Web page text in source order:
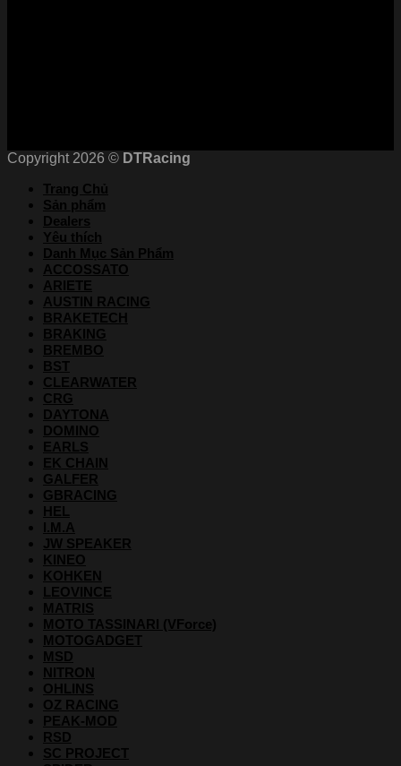
Copyright 2026 © DTRacing
Trang Chủ
Sản phẩm
Dealers
Yêu thích
Danh Mục Sản Phẩm
ACCOSSATO
ARIETE
AUSTIN RACING
BRAKETECH
BRAKING
BREMBO
BST
CLEARWATER
CRG
DAYTONA
DOMINO
EARLS
EK CHAIN
GALFER
GBRACING
HEL
I.M.A
JW SPEAKER
KINEO
KOHKEN
LEOVINCE
MATRIS
MOTO TASSINARI (VForce)
MOTOGADGET
MSD
NITRON
OHLINS
OZ RACING
PEAK-MOD
RSD
SC PROJECT